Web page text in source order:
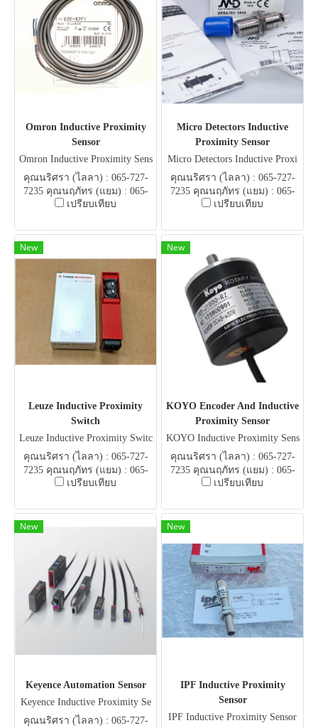
Omron Inductive Proximity
Sensor
Omron Inductive Proximity Sens
คุณนริศรา (ไลลา) : 065-727-
7235 คุณนฤภัทร (แยม) : 065-
051-5951 E-mail .
เปรียบเทียบ
Micro Detectors Inductive
Proximity Sensor
Micro Detectors Inductive Proxi
mity Sensor
คุณนริศรา (ไลลา) : 065-727-
7235 คุณนฤภัทร (แยม) : 065-
051-5951 E-mail .
เปรียบเทียบ
New
Leuze Inductive Proximity
Switch
Leuze Inductive Proximity Switc
คุณนริศรา (ไลลา) : 065-727-
7235 คุณนฤภัทร (แยม) : 065-
051-5951 E-mail .
เปรียบเทียบ
New
KOYO Encoder And Inductive
Proximity Sensor
KOYO Inductive Proximity Sens
คุณนริศรา (ไลลา) : 065-727-
7235 คุณนฤภัทร (แยม) : 065-
051-5951 E-mail .
เปรียบเทียบ
New
Keyence Automation Sensor
Keyence Inductive Proximity Se
nsor
คุณนริศรา (ไลลา) : 065-727-
New
IPF Inductive Proximity
Sensor
IPF Inductive Proximity Sensor